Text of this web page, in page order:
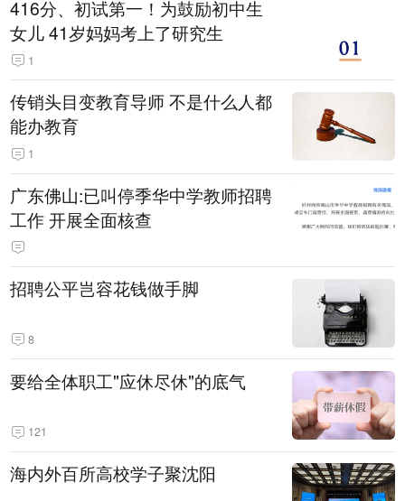
416分、初试第一！为鼓励初中生
女儿 41岁妈妈考上了研究生
1
传销头目变教育导师 不是什么人都
能办教育
1
广东佛山:已叫停季华中学教师招聘
工作 开展全面核查
招聘公平岂容花钱做手脚
8
要给全体职工"应休尽休"的底气
121
海内外百所高校学子聚沈阳